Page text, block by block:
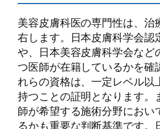
美容皮膚科医の専門性は、治
右します。日本皮膚科学会認
や、日本美容皮膚科学会など
つ医師が在籍しているかを確
れらの資格は、一定レベル以
持つことの証明となります。
師が希望する施術分野におい
るかも重要な判断基準です。